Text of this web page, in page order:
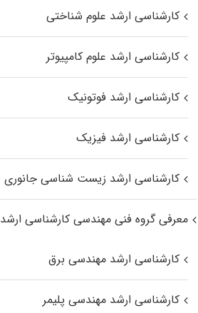
کارشناسی ارشد علوم شناختی
کارشناسی ارشد علوم کامپیوتر
کارشناسی ارشد فوتونیک
کارشناسی ارشد فیزیک
کارشناسی ارشد زیست‌ شناسی جانوری
معرفی گروه فنی مهندسی کارشناسی ارشد
کارشناسی ارشد مهندسی برق
کارشناسی ارشد مهندسی پلیمر